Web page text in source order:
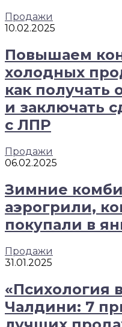
Продажи
10.02.2025
Повышаем
холодных
как получать
и заключать
с ЛПР
Продажи
06.02.2025
Зимние
аэрогрили,
покупали в
Продажи
31.01.2025
«Психология
Чалдини: 7